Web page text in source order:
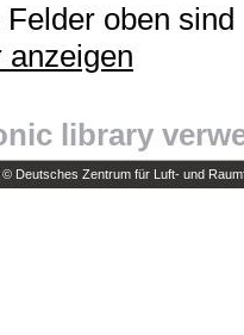
Felder oben
anzeigen
library
Deutsches Zentrum für Luft- und